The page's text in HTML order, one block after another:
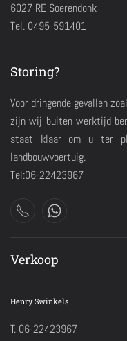
6027 RE Soerendonk
Tel. 0495-591401
Storing?
Voor dringende gevallen
zijn wij buiten werktijd
staat klaar om u ter
landbouwvoertuig.
Tel:06-22423967
Verkoop
Henry Swinkels
T. 06-22423967